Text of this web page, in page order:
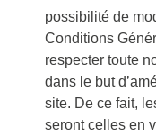
possibilité de
Conditions
respecter toute
dans le but
site. De ce fait,
seront celles en